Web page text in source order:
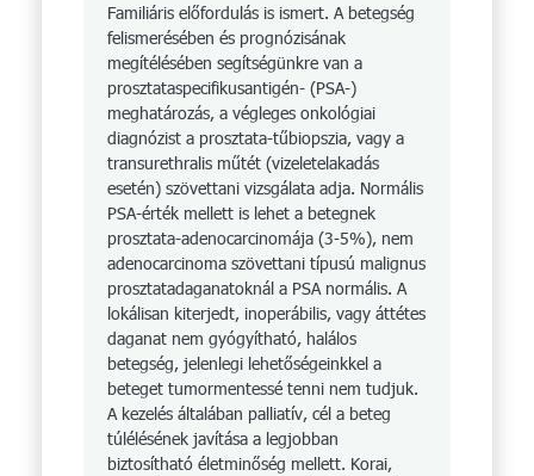
Familiáris előfordulás is ismert. A betegség
felismerésében és prognózisának
megítélésében segítségünkre van a
prosztataspecifikusantigén- (PSA-)
meghatározás, a végleges onkológiai
diagnózist a prosztata-tű­bi­opszia, vagy a
transurethralis műtét (vizeletelakadás
esetén) szövettani vizsgálata adja. Nor­mális
PSA-érték mellett is lehet a betegnek
prosztata-adenocarcinomája (3-5%), nem
ade­nocarcinoma szövettani típusú ma­lignus
prosztatadaganatoknál a PSA normális. A
lokálisan kiterjedt, inoperábilis, vagy áttétes
daganat nem gyógyítható, halálos
betegség, jelenlegi lehetőségeinkkel a
beteget tumormentessé tenni nem tudjuk.
A kezelés általában palliatív, cél a beteg
túlélésének javítása a legjobban
biztosítható életminőség mellett. Korai,